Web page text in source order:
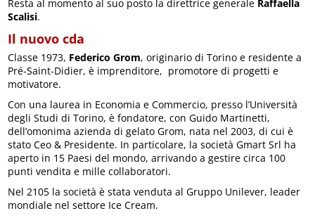
Resta al momento al suo posto la direttrice generale Raffaella
Scalisi.
Il nuovo cda
Classe 1973, Federico Grom, originario di Torino e residente a
Pré-Saint-Didier, è imprenditore, promotore di progetti e
motivatore.
Con una laurea in Economia e Commercio, presso l’Università
degli Studi di Torino, è fondatore, con Guido Martinetti,
dell’omonima azienda di gelato Grom, nata nel 2003, di cui è
stato Ceo & Presidente. In particolare, la società Gmart Srl ha
aperto in 15 Paesi del mondo, arrivando a gestire circa 100
punti vendita e mille collaboratori.
Nel 2105 la società è stata venduta al Gruppo Unilever, leader
mondiale nel settore Ice Cream.